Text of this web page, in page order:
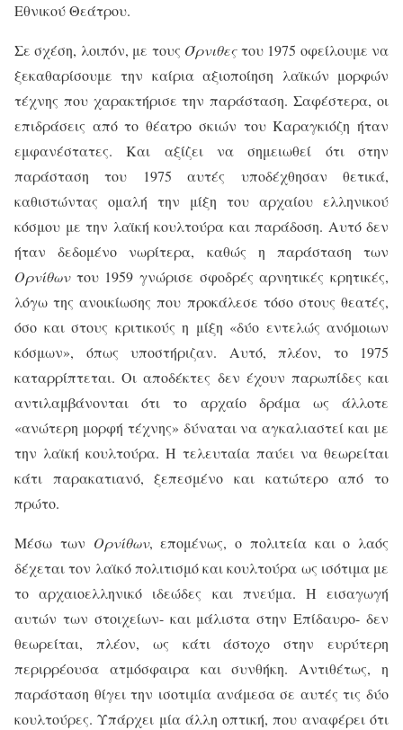
Εθνικού Θεάτρου.
Σε σχέση, λοιπόν, με τους Όρνιθεςτου 1975 οφείλουμε να
ξεκαθαρίσουμε την καίρια αξιοποίηση λαϊκών μορφών
τέχνης που χαρακτήρισε την παράσταση. Σαφέστερα, οι
επιδράσεις από το θέατρο σκιών του Καραγκιόζη ήταν
εμφανέστατες. Και αξίζει να σημειωθεί ότι στην
παράσταση του 1975 αυτές υποδέχθησαν θετικά,
καθιστώντας ομαλή την μίξη του αρχαίου ελληνικού
κόσμου με την λαϊκή κουλτούρα και παράδοση. Αυτό δεν
ήταν δεδομένο νωρίτερα, καθώς η παράσταση των
Ορνίθωντου 1959 γνώρισε σφοδρές αρνητικές κρητικές,
λόγω της ανοικίωσης που προκάλεσε τόσο στους θεατές,
όσο και στους κριτικούς η μίξη «δύο εντελώς ανόμοιων
κόσμων», όπως υποστήριζαν. Αυτό, πλέον, το 1975
καταρρίπτεται. Οι αποδέκτες δεν έχουν παρωπίδες και
αντιλαμβάνονται ότι το αρχαίο δράμα ως άλλοτε
«ανώτερη μορφή τέχνης» δύναται να αγκαλιαστεί και με
την λαϊκή κουλτούρα. Η τελευταία παύει να θεωρείται
κάτι παρακατιανό, ξεπεσμένο και κατώτερο από το
πρώτο.
Μέσω των Ορνίθων, επομένως, ο πολιτεία και ο λαός
δέχεται τον λαϊκό πολιτισμό και κουλτούρα ως ισότιμα με
το αρχαιοελληνικό ιδεώδες και πνεύμα. Η εισαγωγή
αυτών των στοιχείων- και μάλιστα στην Επίδαυρο- δεν
θεωρείται, πλέον, ως κάτι άστοχο στην ευρύτερη
περιρρέουσα ατμόσφαιρα και συνθήκη. Αντιθέτως, η
παράσταση θίγει την ισοτιμία ανάμεσα σε αυτές τις δύο
κουλτούρες. Υπάρχει μία άλλη οπτική, που αναφέρει ότι